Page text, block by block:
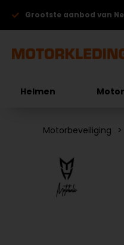
Grootste aanbod van
Helmen
Motorbeveiliging